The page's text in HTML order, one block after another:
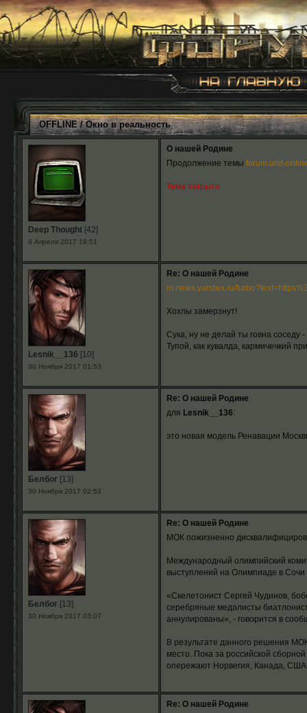
OFFLINE/Окно в реальность
Deep Thought[42]
9 Апреля 2017 19:51
О нашей Родине
Продолжение темы forum.unit-
Тема закрыта
Lesnik__136 [10]
30 Ноября 2017 01:53
Re: О нашей Родине
m.news.yandex.ru/
Хохлы замерзнут!
Сука, ну не делай ты говна соседу
Тупой, как кувалда, кармичечкий
Белбог[13]
30 Ноября 2017 02:53
Re: О нашей Родине
для Lesnik__136:
это новая модель Ренавации
Белбог[13]
30 Ноября 2017 03:07
Re: О нашей Родине
МОК пожизненно
Международный олимпийский
выступлений на Олимпиаде в
«Скелетонист Сергей Чудинов,
серебряные медалисты
аннулированы», - говорится в
В результате данного решения
место. Пока за российской
опережают Норвегия, Канада,
Re: О нашей Родине